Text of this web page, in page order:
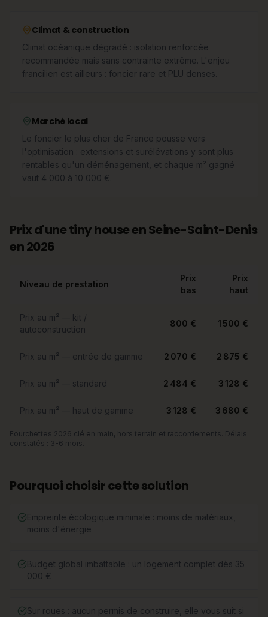
Climat & construction
Climat océanique dégradé : isolation renforcée
recommandée mais sans contrainte extrême. L'enjeu
francilien est ailleurs : foncier rare et PLU denses.
Marché local
Le foncier le plus cher de France pousse vers
l'optimisation : extensions et surélévations y sont plus
rentables qu'un déménagement, et chaque m² gagné
vaut 4 000 à 10 000 €.
Prix d'une tiny house en Seine-Saint-Denis
en 2026
Niveau de prestation
Prix
bas
Prix
haut
Prix au m² — kit /
autoconstruction
800 € 1 500 €
Prix au m² — entrée de gamme 2 070 € 2 875 €
Prix au m² — standard 2 484 € 3 128 €
Prix au m² — haut de gamme 3 128 € 3 680 €
Fourchettes 2026 clé en main, hors terrain et raccordements. Délais
constatés : 3-6 mois.
Pourquoi choisir cette solution
Empreinte écologique minimale : moins de matériaux,
moins d'énergie
Budget global imbattable : un logement complet dès 35
000 €
Sur roues : aucun permis de construire, elle vous suit si